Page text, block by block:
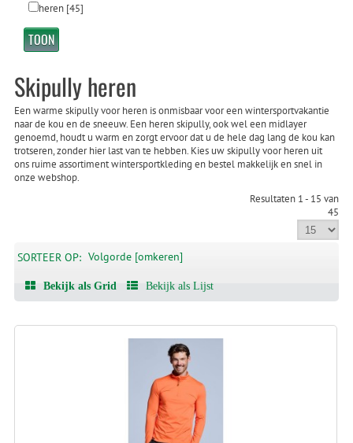
heren[45]
Skipully heren
Een warme skipully voor heren is onmisbaar voor een wintersportvakantie
naar de kou en de sneeuw. Een heren skipully, ook wel een midlayer
genoemd, houdt u warm en zorgt ervoor dat u de hele dag lang de kou kan
trotseren, zonder hier last van te hebben. Kies uw skipully voor heren uit
ons ruime assortiment wintersportkleding en bestel makkelijk en snel in
onze webshop.
Resultaten 1 - 15 van
45
SORTEER OP: Volgorde [omkeren]
Bekijk als Grid Bekijk als Lijst